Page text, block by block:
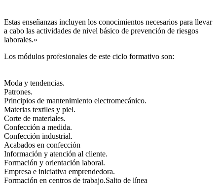
Estas enseñanzas incluyen los conocimientos necesarios para llevar
a cabo las actividades de nivel básico de prevención de riesgos
laborales.»
Los módulos profesionales de este ciclo formativo son:
Moda y tendencias.
Patrones.
Principios de mantenimiento electromecánico.
Materias textiles y piel.
Corte de materiales.
Confección a medida.
Confección industrial.
Acabados en confección
Información y atención al cliente.
Formación y orientación laboral.
Empresa e iniciativa emprendedora.
Formación en centros de trabajo.Salto de línea